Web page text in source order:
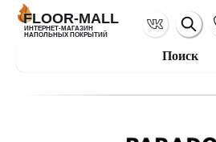
Поиск
FLOOR-MALL
ИНТЕРНЕТ-МАГАЗИН
НАПОЛЬНЫХ ПОКРЫТИЙ